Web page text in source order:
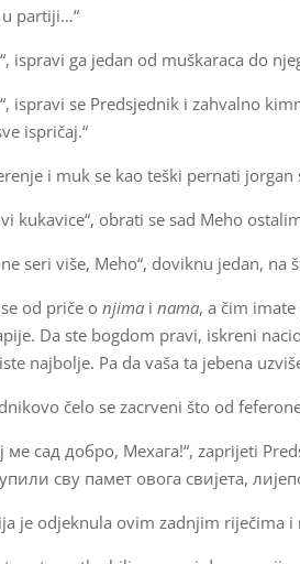
partiji…“
ispravi ga jedan od muškaraca do
ispravi se Predsjednik i zahvalno
ispričaj.“
i muk se kao teški pernati
vi kukavice“, obrati se sad Meho
ne seri više, Meho“, doviknu jedan, na
se od priče onjima inama, a čim
Da ste bogdom pravi, iskreni
najbolje. Pa da vaša ta jebena
čelo se zacrveni što od
ме сад добро, Мехага!“, zaprijeti
сву памет овога свијета,
je odjeknula ovim zadnjim riječima i